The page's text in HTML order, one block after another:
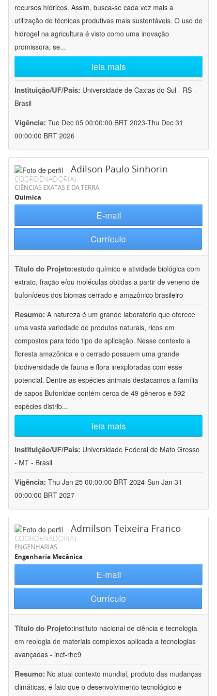
recursos hídricos. Assim, busca-se cada vez mais a
utilização de técnicas produtivas mais sustentáveis. O uso de
hidrogel na agricultura é visto como uma inovação
promissora, se...
leia mais
Instituição/UF/País: Universidade de Caxias do Sul - RS -
Brasil
Vigência: Tue Dec 05 00:00:00 BRT 2023-Thu Dec 31
00:00:00 BRT 2026
Adilson Paulo Sinhorin
COORDENADOR(A)
CIÊNCIAS EXATAS E DA TERRA
Química
E-mail
Currículo
Título do Projeto:estudo químico e atividade biológica com
extrato, fração e/ou moléculas obtidas a partir de veneno de
bufonídeos dos biomas cerrado e amazônico brasileiro
Resumo: A natureza é um grande laboratório que oferece
uma vasta variedade de produtos naturais, ricos em
compostos para todo tipo de aplicação. Nesse contexto a
floresta amazônica e o cerrado possuem uma grande
biodiversidade de fauna e flora inexploradas com esse
potencial. Dentre as espécies animais destacamos a família
de sapos Bufonidae contém cerca de 49 gêneros e 592
espécies distrib...
leia mais
Instituição/UF/País: Universidade Federal de Mato Grosso
- MT - Brasil
Vigência: Thu Jan 25 00:00:00 BRT 2024-Sun Jan 31
00:00:00 BRT 2027
Admilson Teixeira Franco
COORDENADOR(A)
ENGENHARIAS
Engenharia Mecânica
E-mail
Currículo
Título do Projeto:instituto nacional de ciência e tecnologia
em reologia de materiais complexos aplicada a tecnologias
avançadas - inct-rhe9
Resumo: No atual contexto mundial, produto das mudanças
climáticas, é fato que o desenvolvimento tecnológico e